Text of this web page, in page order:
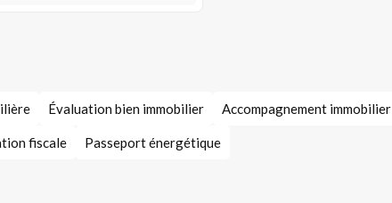
Évaluation bien immobilier Accompagnement immobilier
fiscale Passeport énergétique